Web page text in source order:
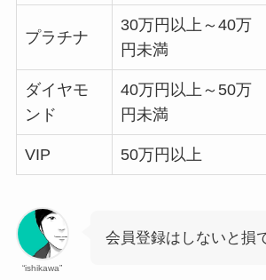
プラチナ
30万円以上～40万
円未満
ダイヤモ
ンド
40万円以上～50万
円未満
VIP 50万円以上
“ishikawa”
会員登録はしないと損